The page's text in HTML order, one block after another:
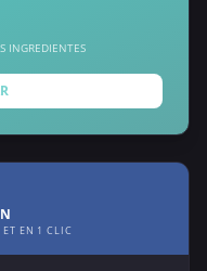
INGREDIENTES
EN 1 CLIC